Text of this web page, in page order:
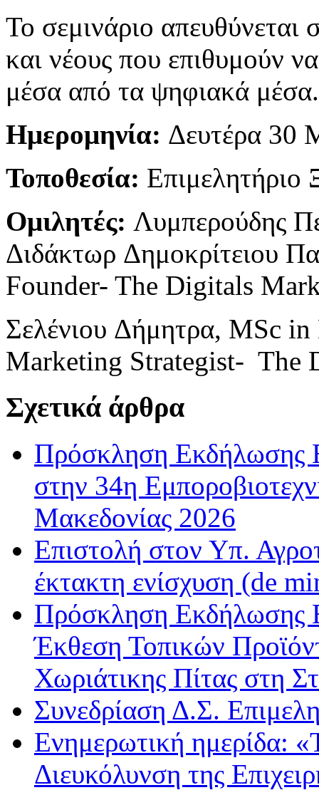
Το σεμινάριο απευθύνεται
και νέους που επιθυμούν
μέσα από τα ψηφιακά μέσα.
Ημερομηνία: Δευτέρα 30
Τοποθεσία: Επιμελητήριο
Ομιλητές: Λυμπερούδης
Διδάκτωρ Δημοκρίτειου
Founder- The Digitals
Σελένιου Δήμητρα, MSc
Marketing Strategist- The
Σχετικά άρθρα
Πρόσκληση Εκδήλωσης
στην 34η
Μακεδονίας 2026
Επιστολή στον Υπ.
έκτακτη ενίσχυση (de
Πρόσκληση Εκδήλωσης
Έκθεση Τοπικών
Χωριάτικης Πίτας στη
Συνεδρίαση Δ.Σ.
Ενημερωτική ημερίδα:
Διευκόλυνση της